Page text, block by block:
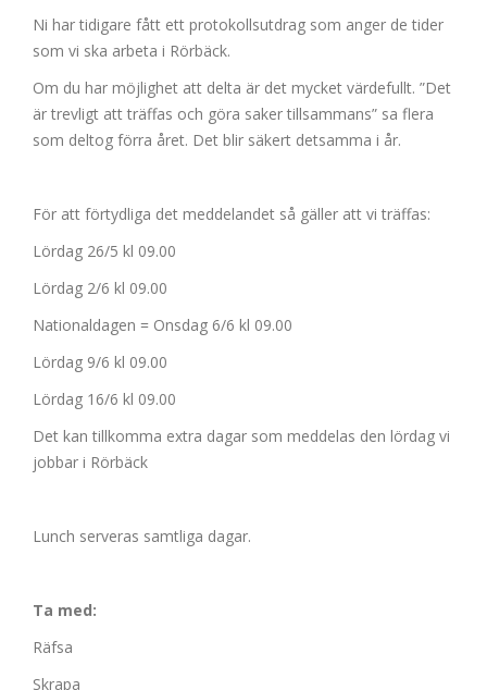
Ni har tidigare fått ett protokollsutdrag som anger de tider
som vi ska arbeta i Rörbäck.
Om du har möjlighet att delta är det mycket värdefullt. ”Det
är trevligt att träffas och göra saker tillsammans” sa flera
som deltog förra året. Det blir säkert detsamma i år.
För att förtydliga det meddelandet så gäller att vi träffas:
Lördag 26/5 kl 09.00
Lördag 2/6 kl 09.00
Nationaldagen = Onsdag 6/6 kl 09.00
Lördag 9/6 kl 09.00
Lördag 16/6 kl 09.00
Det kan tillkomma extra dagar som meddelas den lördag vi
jobbar i Rörbäck
Lunch serveras samtliga dagar.
Ta med:
Räfsa
Skrapa